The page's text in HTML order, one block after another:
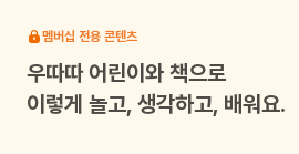
멤버십 전용 콘텐츠
우따따어린이와 책으로
이렇게 놀고, 생각하고, 배워요.